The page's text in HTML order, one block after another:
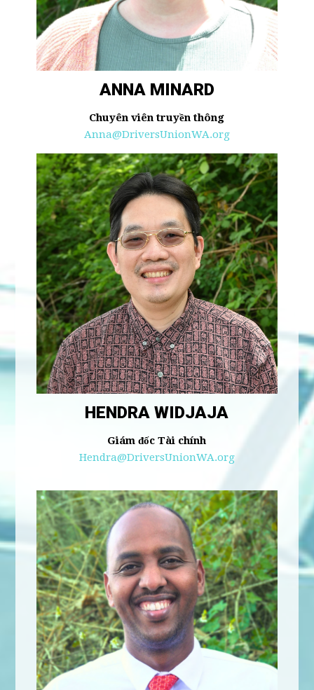
ANNA MINARD
Chuyên viên truyền thông
Anna@DriversUnionWA.org
HENDRA WIDJAJA
Giám đốc Tài chính
Hendra@DriversUnionWA.org